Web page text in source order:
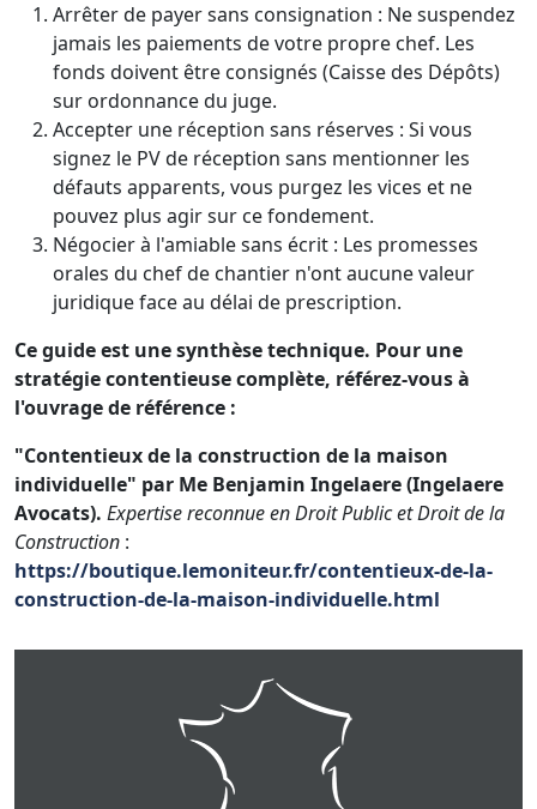
Arrêter de payer sans consignation : Ne suspendez
jamais les paiements de votre propre chef. Les
fonds doivent être consignés (Caisse des Dépôts)
sur ordonnance du juge.
Accepter une réception sans réserves : Si vous
signez le PV de réception sans mentionner les
défauts apparents, vous purgez les vices et ne
pouvez plus agir sur ce fondement.
Négocier à l'amiable sans écrit : Les promesses
orales du chef de chantier n'ont aucune valeur
juridique face au délai de prescription.
Ce guide est une synthèse technique. Pour une
stratégie contentieuse complète, référez-vous à
l'ouvrage de référence :
"Contentieux de la construction de la maison
individuelle" par Me Benjamin Ingelaere (Ingelaere
Avocats). Expertise reconnue en Droit Public et Droit de la
Construction :
https://boutique.lemoniteur.fr/contentieux-de-la-
construction-de-la-maison-individuelle.html